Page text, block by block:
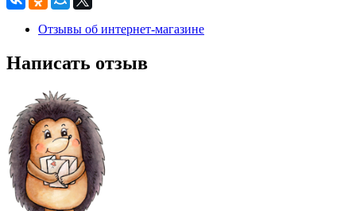
Отзывы об интернет-магазине
Написать отзыв